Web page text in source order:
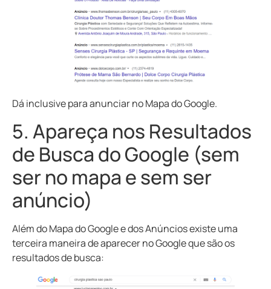
Dá inclusive para anunciar no Mapa do Google.
5. Apareça nos Resultados
de Busca do Google (sem
ser no mapa e sem ser
anúncio)
Além do Mapa do Google e dos Anúncios existe uma
terceira maneira de aparecer no Google que são os
resultados de busca: